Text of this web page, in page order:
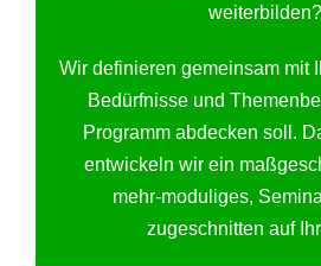
weiterbilden?
Wir definieren gemeinsam mit
Bedürfnisse und
Programm abdecken soll.
entwickeln wir ein
mehr-moduliges,
zugeschnitten auf